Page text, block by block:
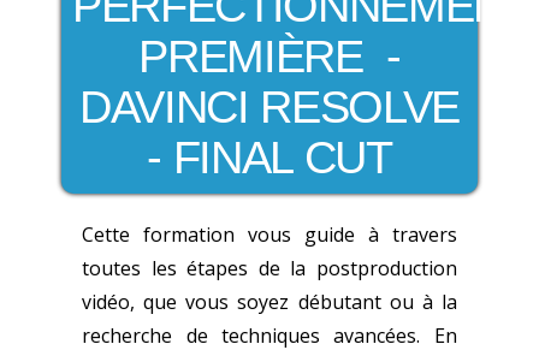
PREMIÈRE -
DAVINCI RESOLVE
- FINAL CUT
Cette formation vous guide à travers
toutes les étapes de la postproduction
vidéo, que vous soyez débutant ou à la
recherche de techniques avancées. En